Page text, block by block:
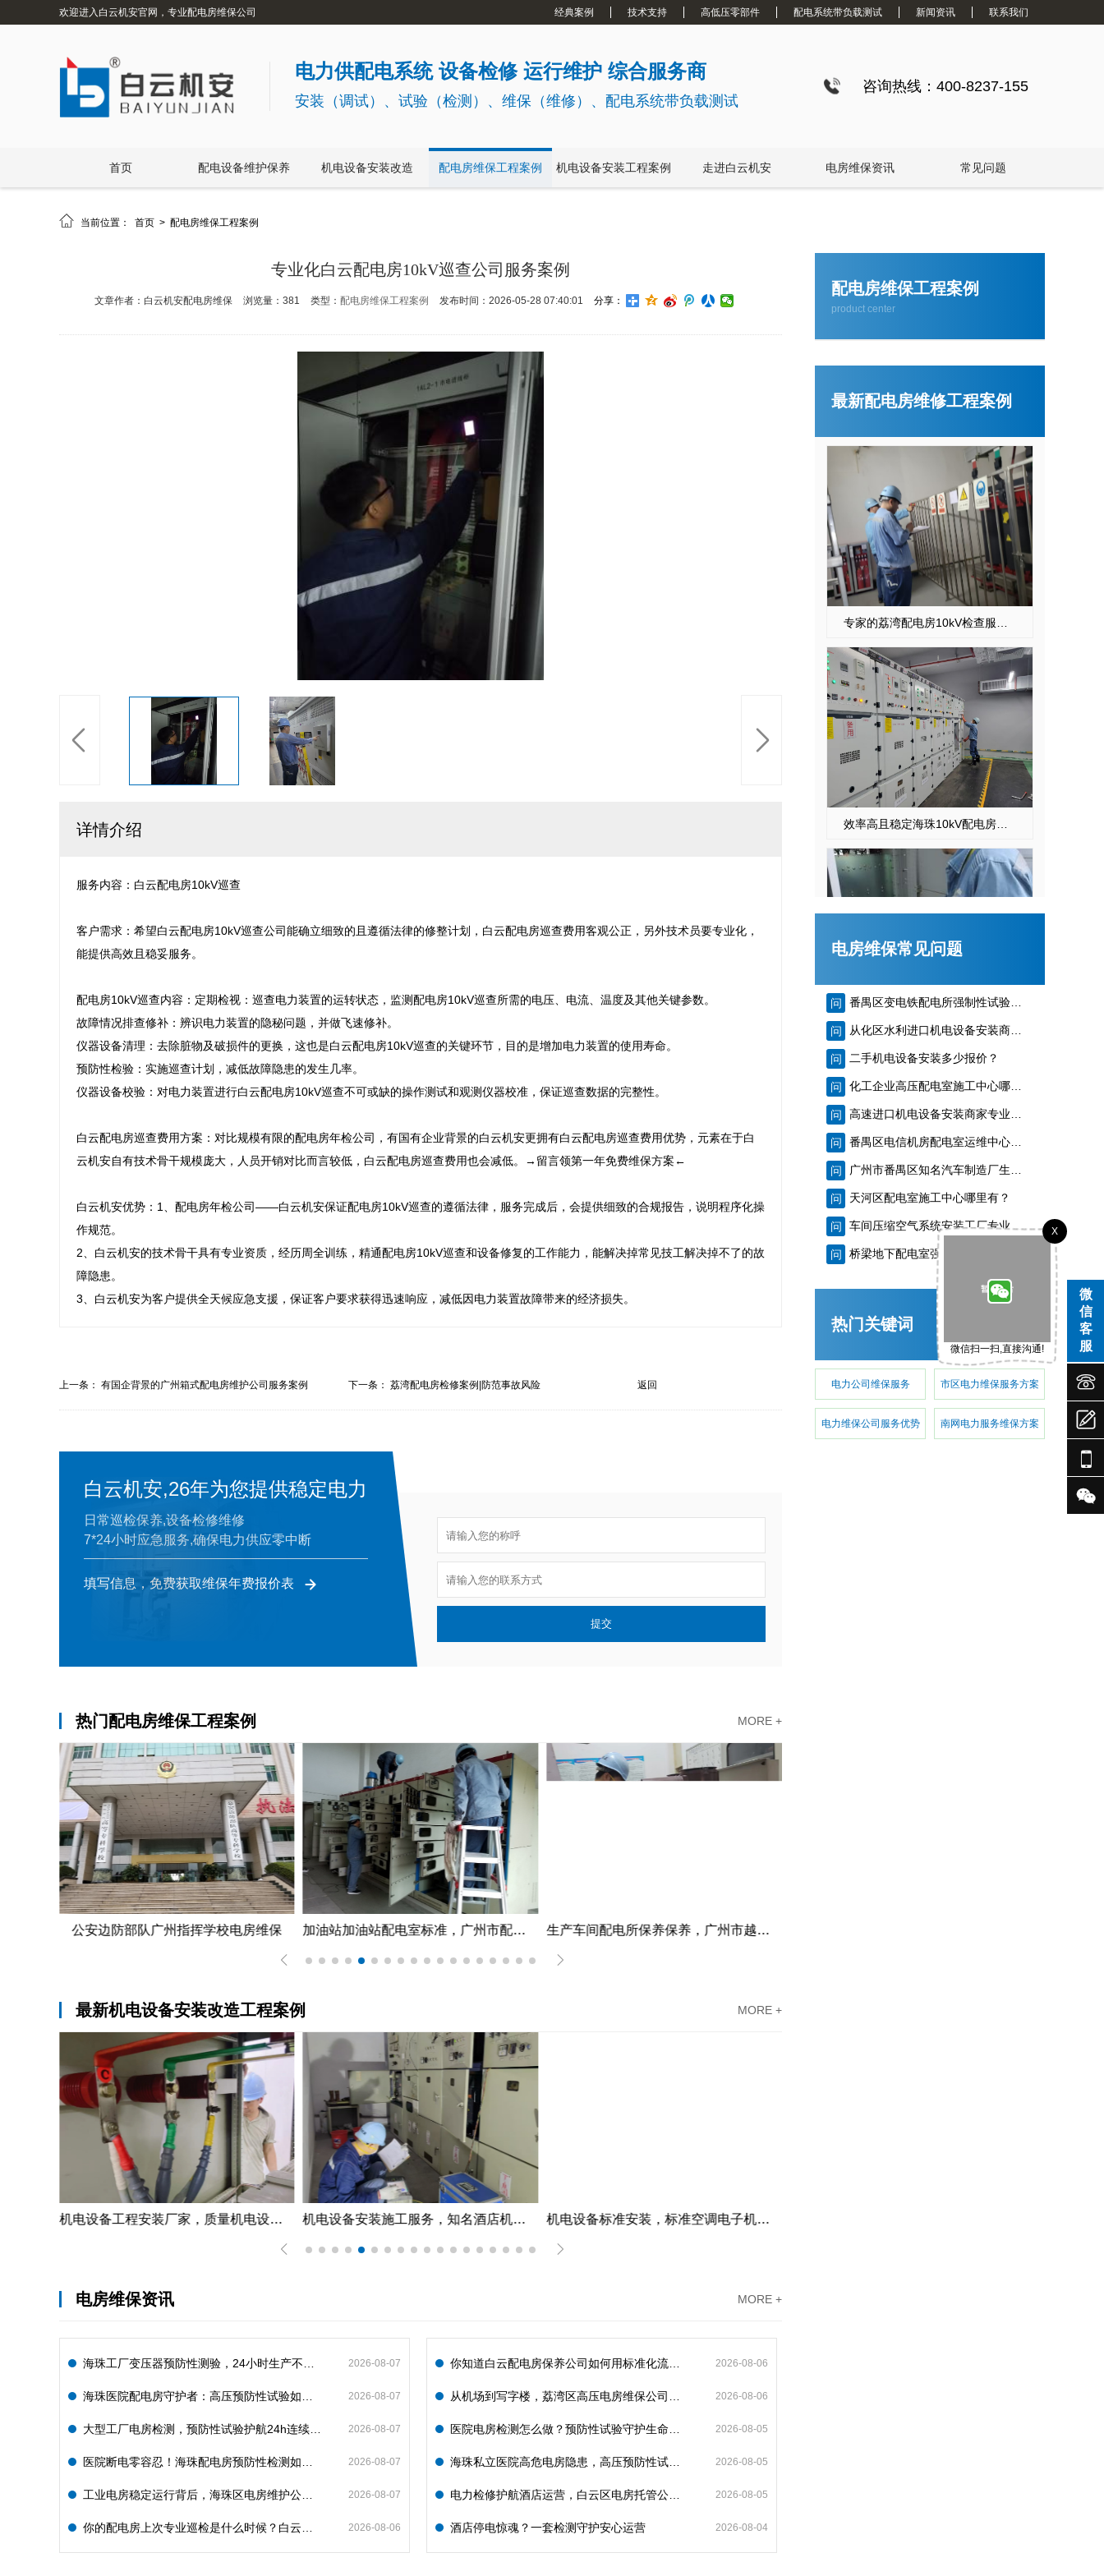
欢迎进入白云机安官网，专业配电房维保公司 经典案例 技术支持 高低压零部件 配电系统带负载测试 新闻资讯 联系我们
电力供配电系统 设备检修 运行维护 综合服务商
安装（调试）、试验（检测）、维保（维修）、配电系统带负载测试
咨询热线：400-8237-155
首页 配电设备维护保养 机电设备安装改造 配电房维保工程案例 机电设备安装工程案例 走进白云机安 电房维保资讯 常见问题
 当前位置： 首页 > 配电房维保工程案例
配电房维保工程案例
product center
最新配电房维修工程案例
白云配电房要求检修服务，支持配电房稳定
天河配电房预防性试验运行维护案例
专业化白云低压配电房年检保养公司，全过程服务记录
遵从法规的荔湾配电房检测服务|降低配电房故障状态
电房维保常见问题
问
问
问 二手机电设备安装多少报价？
问
问
问
问
问 天河区配电室施工中心哪里有？
问 车间压缩空气系统安装工厂专业技术人才群专业？
问
热门关键词
电力公司维保服务 市区电力维保服务方案
电力维保公司服务优势 南网电力服务维保方案
专业化白云配电房10kV巡查公司服务案例
文章作者：白云机安配电房维保 浏览量：381 类型： 配电房维保工程案例 发布时间：2026-05-28 07:40:01 分享：
详情介绍
服务内容：白云配电房10kV巡查
客户需求：希望白云配电房10kV巡查公司能确立细致的且遵循法律的修整计划，白云配电房巡查费用客观公正，另外技术员要专业化，
能提供高效且稳妥服务。
配电房10kV巡查内容：定期检视：巡查电力装置的运转状态，监测配电房10kV巡查所需的电压、电流、温度及其他关键参数。
故障情况排查修补：辨识电力装置的隐秘问题，并做飞速修补。
仪器设备清理：去除脏物及破损件的更换，这也是白云配电房10kV巡查的关键环节，目的是增加电力装置的使用寿命。
预防性检验：实施巡查计划，减低故障隐患的发生几率。
仪器设备校验：对电力装置进行白云配电房10kV巡查不可或缺的操作测试和观测仪器校准，保证巡查数据的完整性。
白云配电房巡查费用方案：对比规模有限的配电房年检公司，有国有企业背景的白云机安更拥有白云配电房巡查费用优势，元素在于白
云机安自有技术骨干规模庞大，人员开销对比而言较低，白云配电房巡查费用也会减低。→留言领第一年免费维保方案←
白云机安优势：1、配电房年检公司——白云机安保证配电房10kV巡查的遵循法律，服务完成后，会提供细致的合规报告，说明程序化操
作规范。
2、白云机安的技术骨干具有专业资质，经历周全训练，精通配电房10kV巡查和设备修复的工作能力，能解决掉常见技工解决掉不了的故
障隐患。
3、白云机安为客户提供全天候应急支援，保证客户要求获得迅速响应，减低因电力装置故障带来的经济损失。
上一条： 有国企背景的广州箱式配电房维护公司服务案例 下一条： 荔湾配电房检修案例|防范事故风险 返回
白云机安,26年为您提供稳定电力
日常巡检保养,设备检修维修
7*24小时应急服务,确保电力供应零中断
填写信息，免费获取维保年费报价表
热门配电房维保工程案例 MORE +
公安边防部队广州指挥学校电房维保 加油站加油站配电室标准，广州市配电室开关柜维护中心服务加油站配电室案例 生产车间配电所保养保养，广州市越秀生产车间配电所保养服务案例
最新机电设备安装改造工程案例 MORE +
机电设备工程安装厂家，质量机电设备安装工程厂家提供景区机电设备安装工程案例分享 机电设备安装施工服务，知名酒店机电设备安装工程谋划方案分享 机电设备标准安装，标准空调电子机电设备安装服务案例
电房维保资讯 MORE +
2026-08-07
2026-08-07
2026-08-07
2026-08-07
2026-08-07
2026-08-06
2026-08-06
2026-08-06
2026-08-05
2026-08-05
2026-08-05
酒店停电惊魂？一套检测守护安心运营 2026-08-04
微
信
客
服
X
微信扫一扫,直接沟通!




